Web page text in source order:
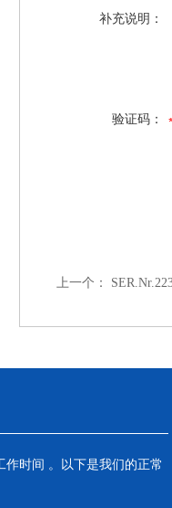
补充说明：
验证码：
上一个：
时间 。以下是我们的正常